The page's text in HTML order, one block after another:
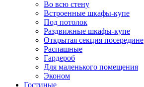
Во всю стену
Встроенные шкафы-купе
Под потолок
Раздвижные шкафы-купе
Открытая секция посередине
Распашные
Гардероб
Для маленького помещения
Эконом
Гостиные